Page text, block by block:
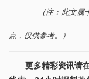
（注：此文
点，仅供参考。）
更多精彩资讯请